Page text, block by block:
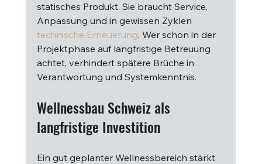
statisches Produkt. Sie braucht Service,
Anpassung und in gewissen Zyklen
technische Erneuerung. Wer schon in der
Projektphase auf langfristige Betreuung
achtet, verhindert spätere Brüche in
Verantwortung und Systemkenntnis.
Wellnessbau Schweiz als
langfristige Investition
Ein gut geplanter Wellnessbereich stärkt